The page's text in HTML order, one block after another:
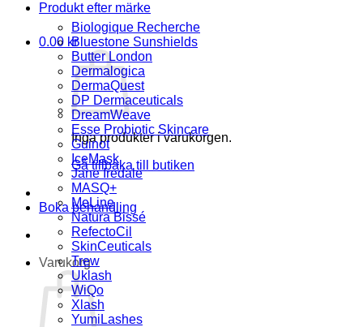
0.00 kr
Inga produkter i varukorgen.
Gå tillbaka till butiken
Boka behandling
Varukorg
Produkt efter märke
Biologique Recherche
Bluestone Sunshields
Butter London
Dermalogica
DermaQuest
DP Dermaceuticals
DreamWeave
Esse Probiotic Skincare
Guinot
IceMask
Jane Iredale
MASQ+
MeLine
Natura Bissé
RefectoCil
SkinCeuticals
Trew
Uklash
WiQo
Xlash
YumiLashes